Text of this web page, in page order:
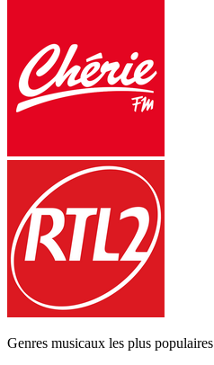
Genres musicaux les plus populaires